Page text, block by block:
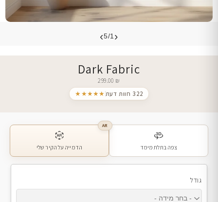
‹
5/1
›
Dark Fabric
299.00 ₪
★★★★★
322 חוות דעת
צפה בתלת מימד
AR
הדמייה על הקיר שלי
גודל